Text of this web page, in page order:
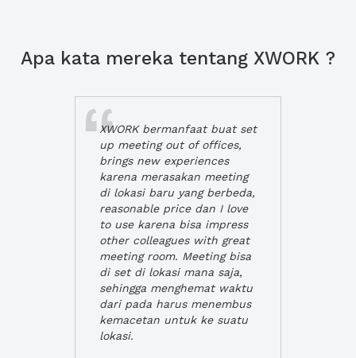
Apa kata mereka tentang XWORK ?
XWORK bermanfaat buat set
up meeting out of offices,
brings new experiences
karena merasakan meeting
di lokasi baru yang berbeda,
reasonable price dan I love
to use karena bisa impress
other colleagues with great
meeting room. Meeting bisa
di set di lokasi mana saja,
sehingga menghemat waktu
dari pada harus menembus
kemacetan untuk ke suatu
lokasi.